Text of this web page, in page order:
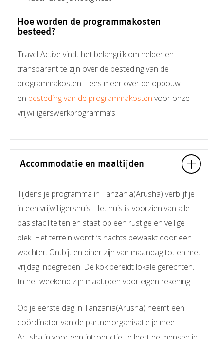
Hoe worden de programmakosten
besteed?
Travel Active vindt het belangrijk om helder en
transparant te zijn over de besteding van de
programmakosten. Lees meer over de opbouw
en besteding van de programmakosten voor onze
vrijwilligerswerkprogramma’s.
Accommodatie en maaltijden
Tijdens je programma in Tanzania(Arusha) verblijf je
in een vrijwilligershuis. Het huis is voorzien van alle
basisfaciliteiten en staat op een rustige en veilige
plek. Het terrein wordt ‘s nachts bewaakt door een
wachter. Ontbijt en diner zijn van maandag tot en met
vrijdag inbegrepen. De kok bereidt lokale gerechten.
In het weekend zijn maaltijden voor eigen rekening.
Op je eerste dag in Tanzania(Arusha) neemt een
coördinator van de partnerorganisatie je mee